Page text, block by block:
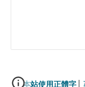
本站使用正體字